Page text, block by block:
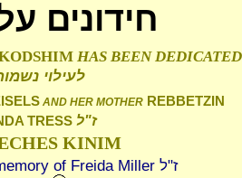
חידונים
HAS BEEN DEDICATED
לעילוי
AND HER MOTHER REBBETZIN
TRESS ז"ל
KINIM
Sponsored in memory of Freida Miller ז"ל